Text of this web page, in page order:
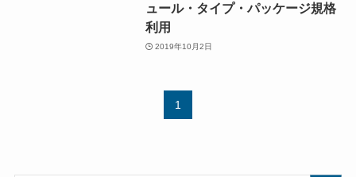
ュール・タイプ・パッケージ規格
利用
2019年10月2日
1